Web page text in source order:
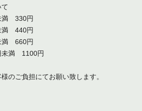
満 330円
満 440円
満 660円
未満 1100円
のご負担にてお願い致します。